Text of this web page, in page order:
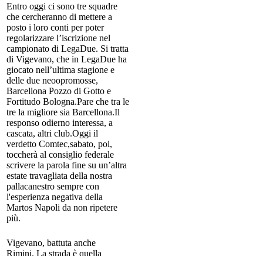
Entro oggi ci sono tre squadre
che cercheranno di mettere a
posto i loro conti per poter
regolarizzare l’iscrizione nel
campionato di LegaDue. Si tratta
di Vigevano, che in LegaDue ha
giocato nell’ultima stagione e
delle due neoopromosse,
Barcellona Pozzo di Gotto e
Fortitudo Bologna.Pare che tra le
tre la migliore sia Barcellona.Il
responso odierno interessa, a
cascata, altri club.Oggi il
verdetto Comtec,sabato, poi,
toccherà al consiglio federale
scrivere la parola fine su un’altra
estate travagliata della nostra
pallacanestro sempre con
l'esperienza negativa della
Martos Napoli da non ripetere
più.
Vigevano, battuta anche
Rimini. La strada è quella